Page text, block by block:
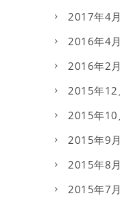
2017年4月
2016年4月
2016年2月
2015年12
2015年10
2015年9月
2015年8月
2015年7月